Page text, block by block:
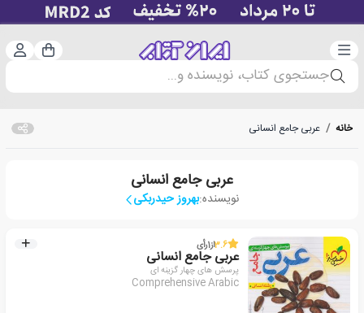
دسته‌بندی سبد
جستجوی کتاب، نویسنده و...
خانه / عربی جامع انسانی
عربی جامع انسانی
نویسنده:بهروز حیدربکی
3.6از1رأی
عربی جامع انسانی
پرسش های چهار گزینه ای
Comprehensive Arabic